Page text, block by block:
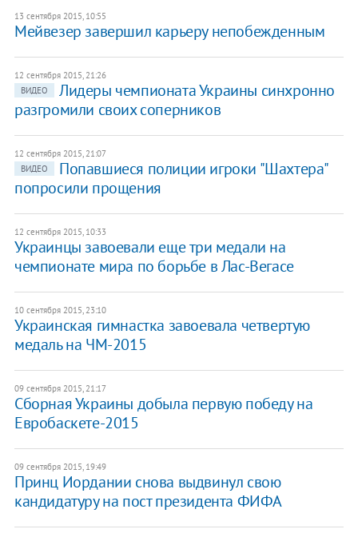
13 сентября 2015, 10:55
Мейвезер завершил карьеру непобежденным
12 сентября 2015, 21:26
ВИДЕО
Лидеры чемпионата Украины синхронно
разгромили своих соперников
12 сентября 2015, 21:07
ВИДЕО
Попавшиеся полиции игроки "Шахтера"
попросили прощения
12 сентября 2015, 10:33
Украинцы завоевали еще три медали на
чемпионате мира по борьбе в Лас-Вегасе
10 сентября 2015, 23:10
Украинская гимнастка завоевала четвертую
медаль на ЧМ-2015
09 сентября 2015, 21:17
Сборная Украины добыла первую победу на
Евробаскете-2015
09 сентября 2015, 19:49
Принц Иордании снова выдвинул свою
кандидатуру на пост президента ФИФА